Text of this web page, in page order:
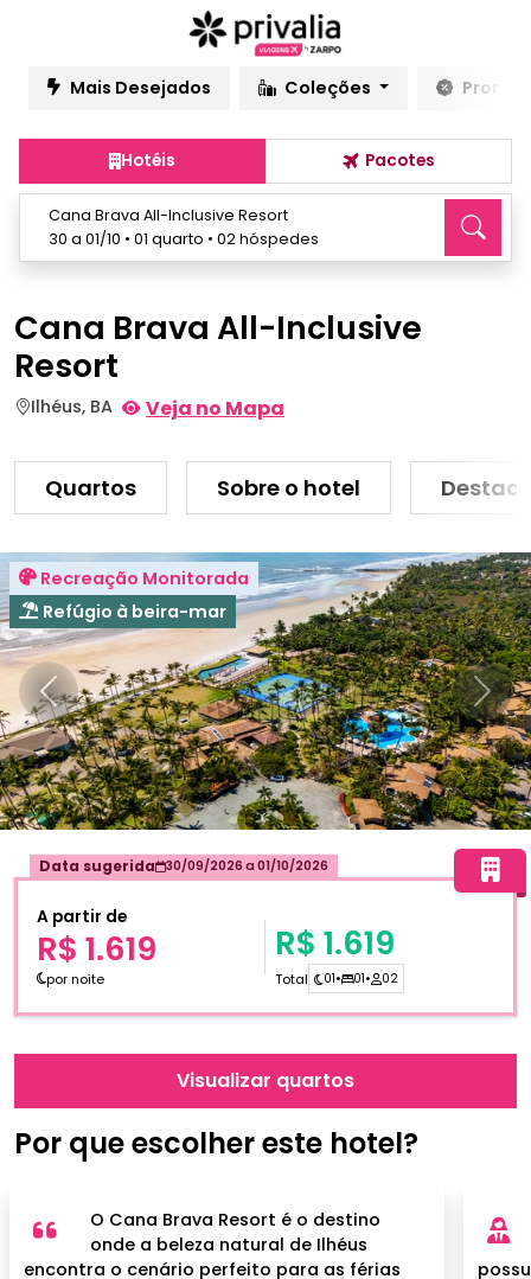
Mais Desejados Coleções
Hotéis Pacotes
Cana Brava All-Inclusive Resort
30 a 01/10 • 01 quarto • 02 hóspedes
Cana Brava All-Inclusive
Resort
Ilhéus, BA Veja no Mapa
Quartos Sobre o hotel
Anterior
Recreação Monitorada
Refúgio à beira-mar
Por que escolher este hotel?
O Cana Brava Resort é o destino
onde a beleza natural de Ilhéus
encontra o cenário perfeito para as férias
Data sugerida 30/09/2026 a 01/10/2026
A partir de
R$ 1.619
por noite
R$ 1.619
Total 01• 01• 02
Visualizar quartos